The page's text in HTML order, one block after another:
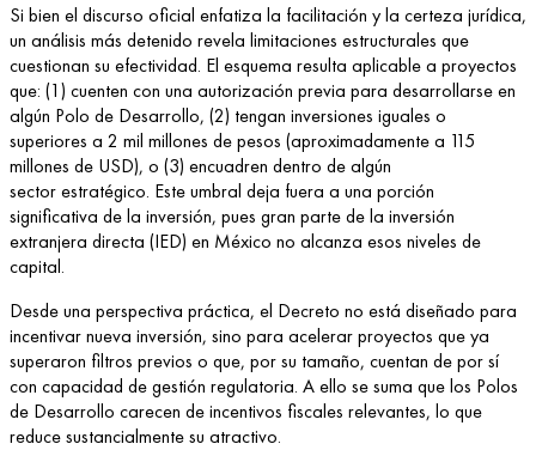
Si bien el discurso oficial enfatiza la facilitación y la certeza jurídica,
un análisis más detenido revela limitaciones estructurales que
cuestionan su efectividad. El esquema resulta aplicable a proyectos
que: (1) cuenten con una autorización previa para desarrollarse en
algún Polo de Desarrollo, (2) tengan inversiones iguales o
superiores a 2 mil millones de pesos (aproximadamente a 115
millones de USD), o (3) encuadren dentro de algún
sector estratégico. Este umbral deja fuera a una porción
significativa de la inversión, pues gran parte de la inversión
extranjera directa (IED) en México no alcanza esos niveles de
capital.
Desde una perspectiva práctica, el Decreto no está diseñado para
incentivar nueva inversión, sino para acelerar proyectos que ya
superaron filtros previos o que, por su tamaño, cuentan de por sí
con capacidad de gestión regulatoria. A ello se suma que los Polos
de Desarrollo carecen de incentivos fiscales relevantes, lo que
reduce sustancialmente su atractivo.